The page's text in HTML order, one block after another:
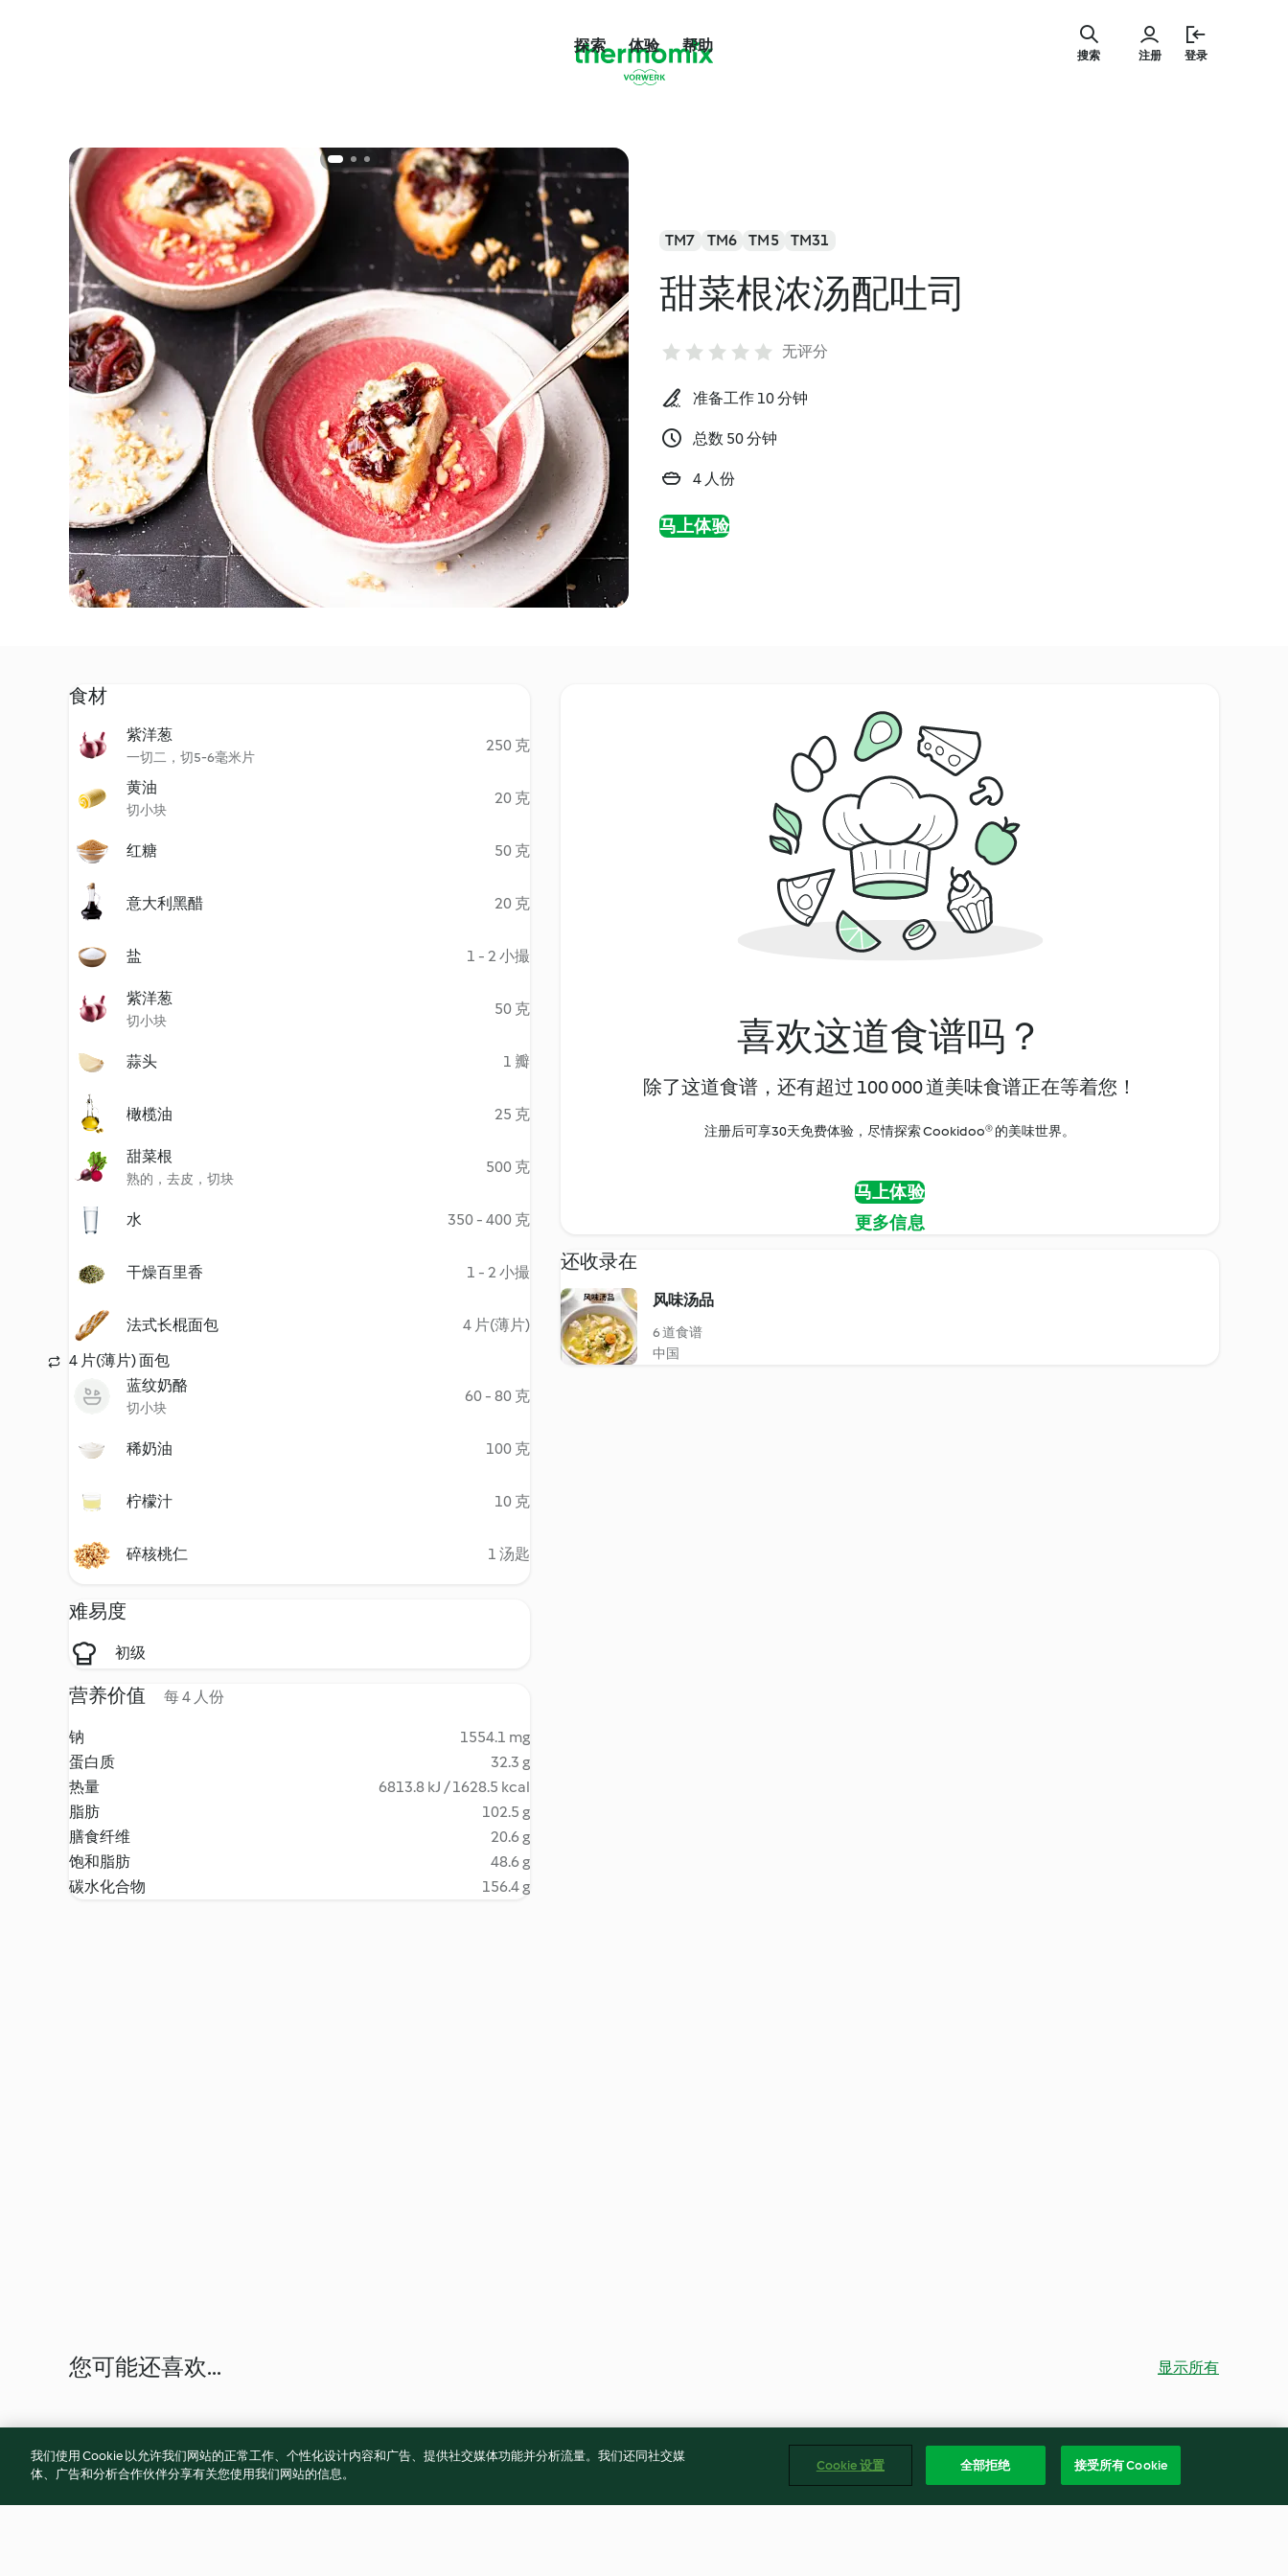
探索 体验 帮助
注册 登录
搜索
TM7 TM6 TM5 TM31
甜菜根浓汤配吐司
无评分
准备工作 10 分钟
总数 50 分钟
4 人份
马上体验
食材
紫洋葱
一切二，切5-6毫米片
250 克
黄油
切小块
20 克
红糖 50 克
意大利黑醋 20 克
盐 1 - 2 小撮
紫洋葱
切小块
50 克
蒜头 1 瓣
橄榄油 25 克
甜菜根
熟的，去皮，切块
500 克
水 350 - 400 克
干燥百里香 1 - 2 小撮
法式长棍面包
4 片(薄片)
4 片(薄片) 面包
蓝纹奶酪
切小块
60 - 80 克
稀奶油 100 克
柠檬汁 10 克
碎核桃仁 1 汤匙
难易度
初级
营养价值 每 4 人份
钠
1554.1 mg
蛋白质
32.3 g
热量
6813.8 kJ / 1628.5 kcal
脂肪
102.5 g
膳食纤维
20.6 g
饱和脂肪
48.6 g
碳水化合物
156.4 g
喜欢这道食谱吗？
除了这道食谱，还有超过 100 000 道美味食谱正在等着您！
注册后可享30天免费体验，尽情探索 Cookidoo® 的美味世界。
马上体验
更多信息
还收录在
风味汤品
6 道食谱
中国
您可能还喜欢... 显示所有
我们使用 Cookie 以允许我们网站的正常工作、个性化设计内容和广告、提供社交媒体功能并分析流量。我们还同社交媒
体、广告和分析合作伙伴分享有关您使用我们网站的信息。
Cookie 设置 全部拒绝 接受所有 Cookie